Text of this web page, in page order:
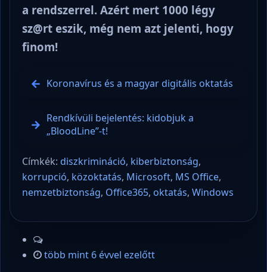
a rendszerrel. Azért mert 1000 légy
sz@rt eszik, még nem azt jelenti, hogy
finom!
Koronavírus és a magyar digitális oktatás
Rendkívüli bejelentés: kidobjuk a
„BloodLine”-t!
Címkék: diszkrimináció, kiberbiztonság,
korrupció, közoktatás, Microsoft, MS Office,
nemzetbiztonság, Office365, oktatás, Windows
több mint 6 évvel ezelőtt